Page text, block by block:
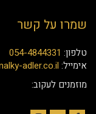
שמרו על קשר
טלפון: 054-4844331
אימייל: adler.co.il
מוזמנים לעקוב: